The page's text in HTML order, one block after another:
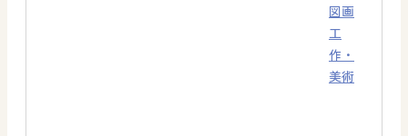
図画
工
作・
美術